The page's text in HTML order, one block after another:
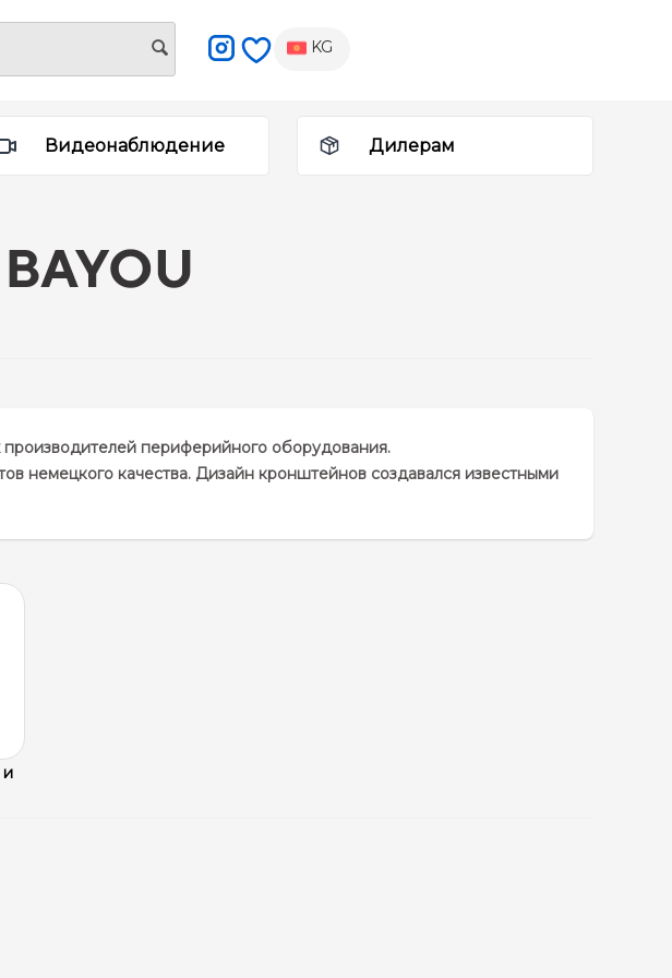
KG
Видеонаблюдение Дилерам
периферийного оборудования.
немецкого качества. Дизайн кронштейнов создавался известными
и